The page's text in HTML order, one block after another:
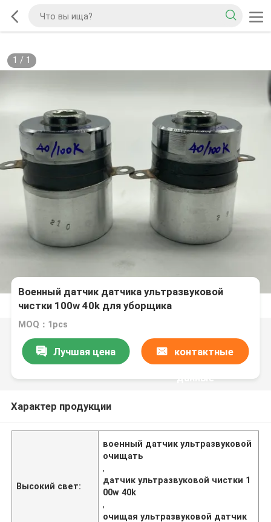
1 / 1
Военный датчик датчика ультразвуковой
чистки 100w 40k для уборщика
MOQ：1pcs
Лучшая цена контактные
данные
Характер продукции
Высокий свет:
военный датчик ультразвуковой
очищать
,
датчик ультразвуковой чистки 1
00w 40k
,
очищая ультразвуковой датчик